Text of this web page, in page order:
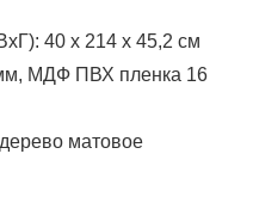
40 х 214 х 45,2 см
МДФ ПВХ пленка 16
матовое